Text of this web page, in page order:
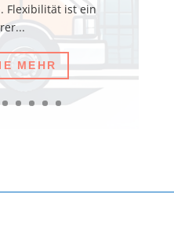
Flexibilität ist ein
MEHR